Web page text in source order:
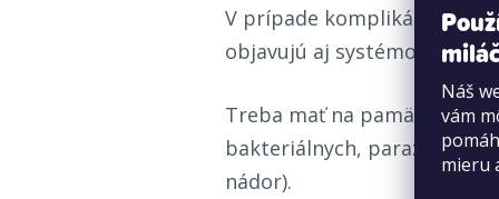
Náš
vám
mieru
V prípade komplikácií, ako
objavujú aj systémové
Treba mať na pamäti, že
bakteriálnych,
nádor).